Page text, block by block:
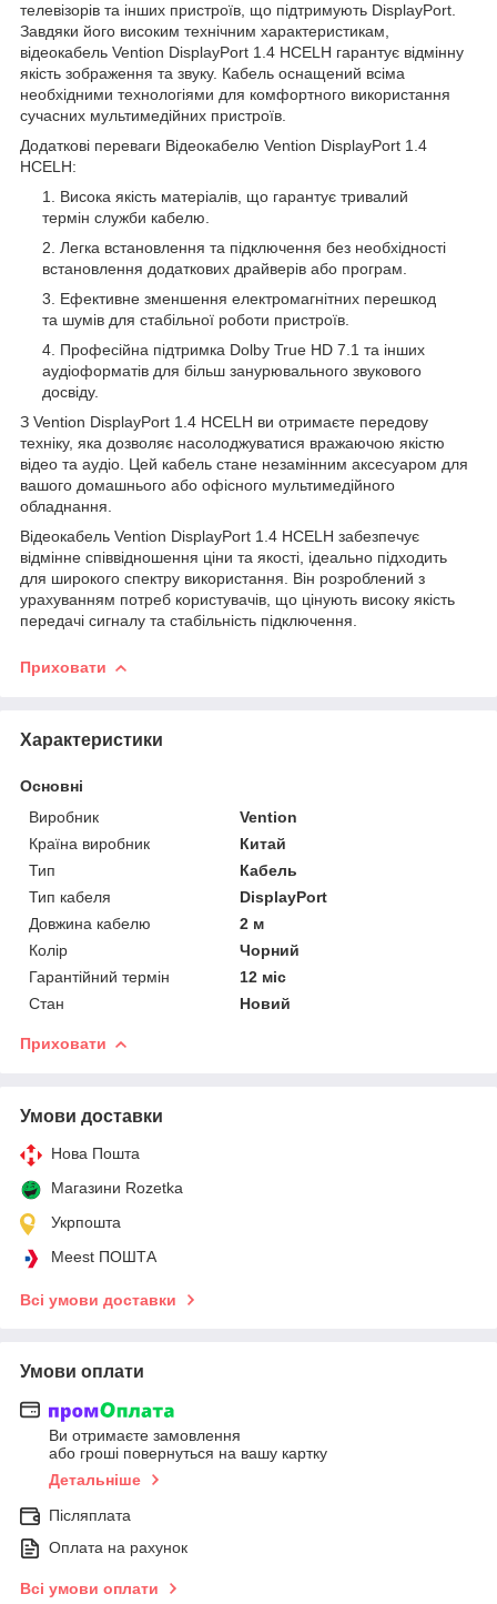
телевізорів та інших пристроїв, що підтримують DisplayPort.
Завдяки його високим технічним характеристикам,
відеокабель Vention DisplayPort 1.4 HCELH гарантує відмінну
якість зображення та звуку. Кабель оснащений всіма
необхідними технологіями для комфортного використання
сучасних мультимедійних пристроїв.
Додаткові переваги Відеокабелю Vention DisplayPort 1.4
HCELH:
Висока якість матеріалів, що гарантує тривалий
термін служби кабелю.
Легка встановлення та підключення без необхідності
встановлення додаткових драйверів або програм.
Ефективне зменшення електромагнітних перешкод
та шумів для стабільної роботи пристроїв.
Професійна підтримка Dolby True HD 7.1 та інших
аудіоформатів для більш занурювального звукового
досвіду.
З Vention DisplayPort 1.4 HCELH ви отримаєте передову
техніку, яка дозволяє насолоджуватися вражаючою якістю
відео та аудіо. Цей кабель стане незамінним аксесуаром для
вашого домашнього або офісного мультимедійного
обладнання.
Відеокабель Vention DisplayPort 1.4 HCELH забезпечує
відмінне співвідношення ціни та якості, ідеально підходить
для широкого спектру використання. Він розроблений з
урахуванням потреб користувачів, що цінують високу якість
передачі сигналу та стабільність підключення.
Приховати
Характеристики
Основні
Виробник
Vention
Країна виробник
Китай
Тип
Кабель
Тип кабеля
DisplayPort
Довжина кабелю
2 м
Колір
Чорний
Гарантійний термін
12 міс
Стан
Новий
Приховати
Умови доставки
Нова Пошта
Магазини Rozetka
Укрпошта
Meest ПОШТА
Всі умови доставки
Умови оплати
Ви отримаєте замовлення
або гроші повернуться на вашу картку
Детальніше
Післяплата
Оплата на рахунок
Всі умови оплати